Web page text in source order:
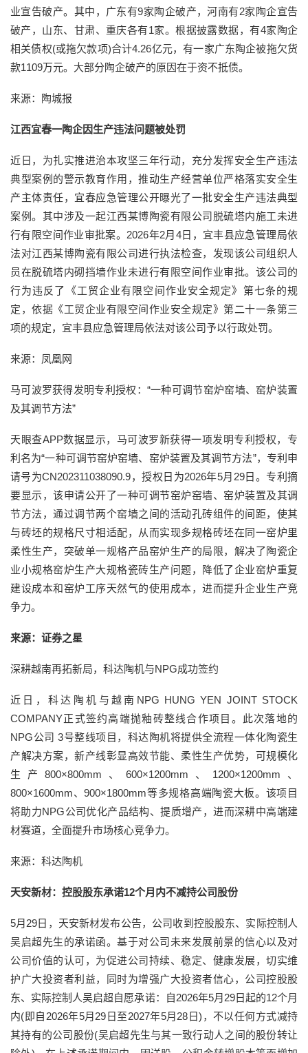
业宣告破产。其中，广东有9家陶企破产，河南有2家陶企宣告
破产，山东、甘肃、重庆各有1家。根据披露数据，有4家陶企
相关债权(或拖欠款项)合计4.26亿元，有一家广东陶企被拖欠货
款1109万元。大部分陶企破产的原因在于资不抵债。
来源：陶城报
江西宜春一陶企因生产违法问题被处罚
近日，为扎实推进治本攻坚三年行动，充分发挥安全生产违法
典型案例的警示教育作用，推动生产经营单位严格落实安全生
产主体责任，宜春应急管理公开曝光了一批安全生产违法典型
案例。其中涉及一起江西某博陶瓷有限公司脱硫塔内施工未进
行有限空间作业审批案。2026年2月4日，宜丰县应急管理局依
法对江西某博陶瓷有限公司进行执法检查，发现该公司组织人
员在脱硫塔内砌挡墙作业未进行有限空间作业审批。该公司的
行为违反了《工贸企业有限空间作业安全规定》第七条的规
定，依据《工贸企业有限空间作业安全规定》第二十一条第三
项的规定，宜丰县应急管理局依法对该公司予以行政处罚。
来源：凤凰网
马可波罗获得发明专利授权：“一种可调节窑炉窑墙、窑炉装置
及其调节方法”
天眼查APP数据显示，马可波罗新获得一项发明专利授权，专
利名为“一种可调节窑炉窑墙、窑炉装置及其调节方法”，专利申
请号为CN202311038090.9，授权日为2026年5月29日。专利摘
要显示，该申请公开了一种可调节窑炉窑墙、窑炉装置及其调
节方法，通过调节两个窑墙之间的活动孔砖组件的间距，使其
与砖坯的规格尺寸相适配，从而实现多规格砖坯在同一窑炉里
柔性生产，突破单一规格产品窑炉生产的局限，解决了陶瓷企
业小规格窑炉生产大规格瓷砖生产问题，降低了企业窑炉重复
建设成本和窑炉工序天然气的使用成本，进而提升企业生产竞
争力。
来源：证券之星
深耕越南再拓新局，科达陶机与NPG成功签约
近日，科达陶机与越南NPG HUNG YEN JOINT STOCK
COMPANY正式签约高端抛釉砖整线合作项目。此次落地的
NPG公司 3号整线项目，科达陶机将提供全流程一体化陶瓷生
产解决方案，新产线彰显高效节能、柔性生产优势，可规模化
生产800×800mm、600×1200mm、1200×1200mm、
800×1600mm、900×1800mm等多规格高端陶瓷大板。该项目
将助力NPG公司优化产品结构、提质增产，进而深耕中高端建
材赛道，全面提升市场核心竞争力。
来源：科达陶机
天安新材：控股股东承诺12个月内不减持公司股份
5月29日，天安新材发布公告，公司收到控股股东、实际控制人
吴启超先生的承诺函。基于对公司未来发展前景的信心以及对
公司价值的认可，为促进公司持续、稳定、健康发展，切实维
护广大投资者利益，同时为增强广大投资者信心，公司控股股
东、实际控制人吴启超自愿承诺：自2026年5月29日起的12个月
内(即自2026年5月29日至2027年5月28日)，不以任何方式减持
其持有的公司股份(吴启超先生与其一致行动人之间的股份转让